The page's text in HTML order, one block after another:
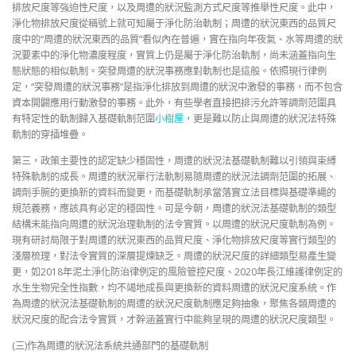
排放尺度等強迫性尺度，以及周遭的狀況監測方式尺度等推舉性尺度。此中，
淨化物排放尺度從稱號上就可知屬于淨化防治軌制；周遭的狀況東西的品質尺
度中的“周遭的狀況東西的品質”看似內在普遍，實在指向年夜氣、水等周遭的狀
況要素中的淨化物濃度程度，實質上仍是屬于淨化防治軌制，尚未涵蓋指向生
態狀態的相似軌制。突發周遭的狀況事務應對軌制也是這般。依照現行律例
定，“突發周遭的狀況事務”是指淨化排放到周遭的狀況中激發的事務，而不包含
資本開闢應用行動激發的事務。此外，有些學者直接把排污允許等調劑范圍具
有特定性的軌制歸入基礎軌制范圍小樹屋 ，更是難以防止與周遭的狀況法特殊
軌制的穿插堆疊。
第三，政策主要性的認定缺少穩固性，周遭的狀況法基礎軌制難以引領與束縛
特殊軌制的成長。周遭的狀況單行法軌制易隨周遭的狀況法調劑范圍的拓展、
調劑手腕的更換新的資料而變更，而基礎軌制承當落實立法目標與基礎準繩的
規范義務，應該具有必定的穩固性。可是今朝，周遭的狀況法基礎軌制的類型
結構未能指向周遭的狀況治理軌制的法令實質。以周遭的狀況尺度軌制為例。
現有研討局限于對周遭的狀況東西的品質尺度、淨化物排放尺度等實行類型的
淺層梳理，對法令實質的深層提煉缺乏。周遭的狀況尺度的詳細類型易產生變
更，如2018年泥土淨化防治律例定的風險管控尺度、2020年長江維護律例定的
水生生物完全性指數，均不竭地成長與更換新的資料周遭的狀況尺度系統。作
為周遭的狀況法基礎軌制的周遭的狀況尺度軌制應足夠抽象，聚焦各類周遭的
狀況尺度的配合法令實質，才幹涵蓋實行中能夠呈現的周遭的狀況尺度類型。
(三)作為周遭的狀況法系統共通部門的基礎軌制